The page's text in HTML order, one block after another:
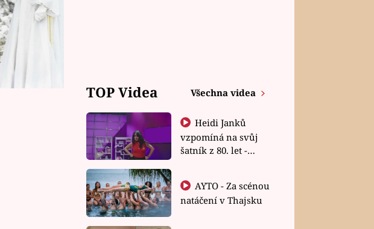
TOP Videa Všechna videa
Heidi Janků
vzpomíná na svůj
šatník z 80. let -
natáčení v Thajsku